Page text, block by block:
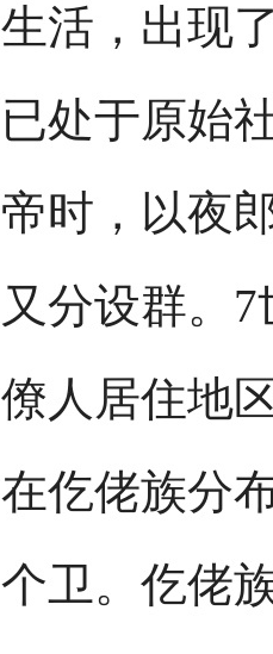
生活，出现
已处于原始
帝时，以夜
又分设群。
僚人居住地
在仡佬族分
个卫。仡佬